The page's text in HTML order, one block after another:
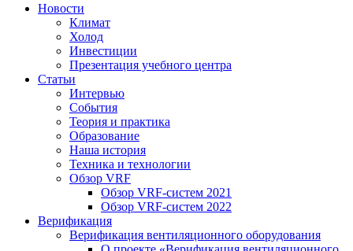
Новости
Климат
Холод
Инвестиции
Презентация учебного центра
Статьи
Интервью
События
Теория и практика
Образование
Наша история
Техника и технологии
Обзор VRF
Обзор VRF-систем 2021
Обзор VRF-систем 2022
Верификация
Верификация вентиляционного оборудования